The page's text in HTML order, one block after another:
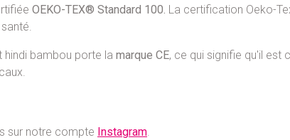
OEKO-TEX® Standard 100. La certification Oeko-
bambou porte la marque CE, ce qui signifie qu'il est
sur notre compte Instagram.